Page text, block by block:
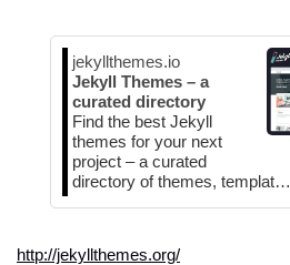
jekyllthemes.io
Jekyll Themes – a
curated directory
Find the best Jekyll
themes for your next
project – a curated
directory of themes, templat…
http://jekyllthemes.org/